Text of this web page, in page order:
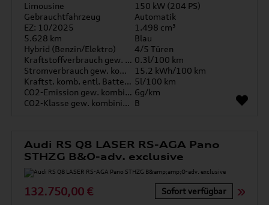
Limousine
150 kW (204 PS)
Gebrauchtfahrzeug
Automatik
EZ: 10/2025
1.498 cm³
5.628 km
Blau
Hybrid (Benzin/Elektro)
4/5 Türen
Kraftstoffverbrauch gew. kombiniert 0.3l/100 km
Stromverbrauch gew. kombiniert
15.2 kWh/100 km
Kraftst. komb. entl. Batterie 5l/100 km
CO2-Emission gew. kombiniert 6g/km
CO2-Klasse gew. kombiniert B
Audi RS Q8 LASER RS-AGA Pano
STHZG B&O-adv. exclusive
132.750,00 € Sofort verfügbar